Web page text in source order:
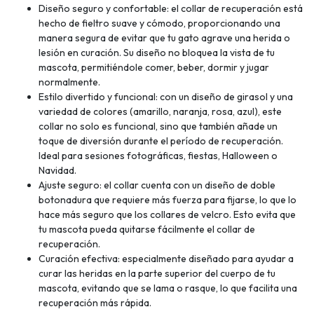
Diseño seguro y confortable: el collar de recuperación está
hecho de fieltro suave y cómodo, proporcionando una
manera segura de evitar que tu gato agrave una herida o
lesión en curación. Su diseño no bloquea la vista de tu
mascota, permitiéndole comer, beber, dormir y jugar
normalmente.
Estilo divertido y funcional: con un diseño de girasol y una
variedad de colores (amarillo, naranja, rosa, azul), este
collar no solo es funcional, sino que también añade un
toque de diversión durante el período de recuperación.
Ideal para sesiones fotográficas, fiestas, Halloween o
Navidad.
Ajuste seguro: el collar cuenta con un diseño de doble
botonadura que requiere más fuerza para fijarse, lo que lo
hace más seguro que los collares de velcro. Esto evita que
tu mascota pueda quitarse fácilmente el collar de
recuperación.
Curación efectiva: especialmente diseñado para ayudar a
curar las heridas en la parte superior del cuerpo de tu
mascota, evitando que se lama o rasque, lo que facilita una
recuperación más rápida.